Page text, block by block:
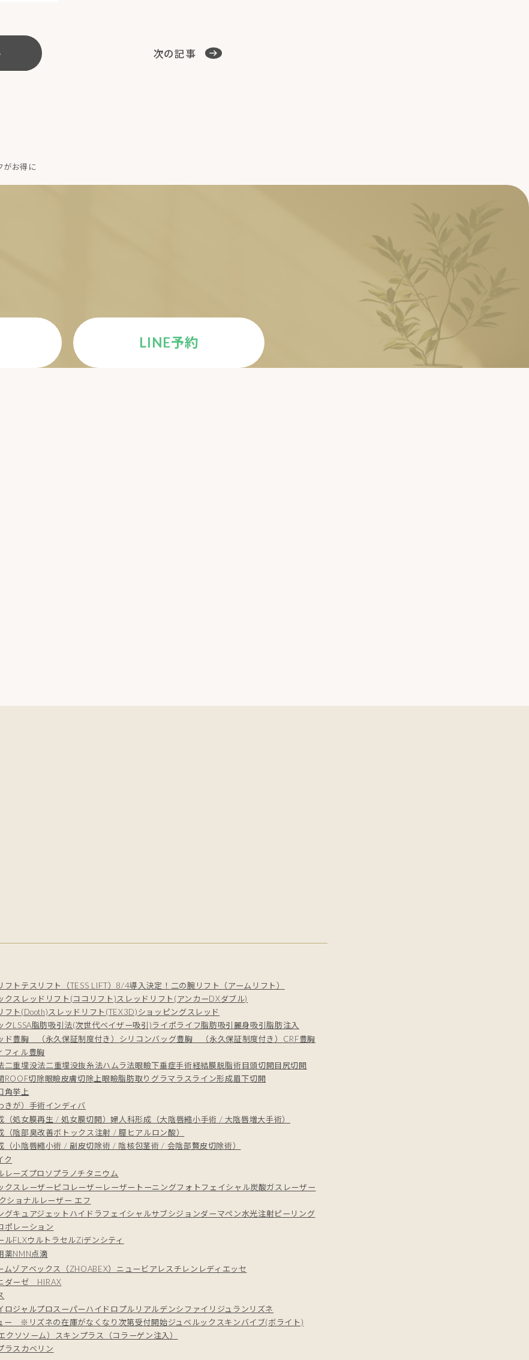
次の記事
がお得に
LINE予約
フト テスリフト（TESS LIFT）8/4導入決定！ 二の腕リフト（アームリフト）
ク スレッドリフト(ココリフト)スレッドリフト(アンカーDXダブル)
フト(Dooth)スレッドリフト(TEX3D)ショッピングスレッド
クLSSA脂肪吸引法(次世代ベイザー吸引)ライポライフ脂肪吸引 麗身吸引脂肪注入
ド豊胸 （永久保証制度付き） シリコンバッグ豊胸 （永久保証制度付き） CRF豊胸
フィル豊胸
二重埋没法二重埋没抜糸法ハムラ法眼瞼下垂症手術経結膜脱脂術目頭切開目尻切開
ROOF切除眼瞼皮膚切除 上眼瞼脂肪取り グラマラスライン形成眉下切開
角挙上
きが）手術インディバ
（処女膜再生 / 処女膜切開）婦人科形成（大陰唇縮小手術 / 大陰唇増大手術）
（陰部臭改善ボトックス注射 / 膣ヒアルロン酸）
（小陰唇縮小術 / 副皮切除術 / 陰核包茎術 / 会陰部贅皮切除術）
ク
レーズプロ ソプラノチタニウム
クスレーザーピコレーザー レーザートーニングフォトフェイシャル炭酸ガスレーザー
ショナルレーザー エフ
グキュアジェット ハイドラフェイシャルサブシジョンダーマペン水光注射ピーリング
ポレーション
ルFLXウルトラセルZiデンシティ
薬NMN点滴
ムゾアベックス（ZHOABEX） ニュービア レスチレン レディエッセ
ダーゼ HIRAX
ロジャルプロスーパーハイドロプルリアルデンシファイ リジュラン リズネ
ー ※リズネの在庫がなくなり次第受付開始ジュベルック スキンバイブ(ボライト)
クソソーム） スキンプラス（コラーゲン注入）
ラス カベリン